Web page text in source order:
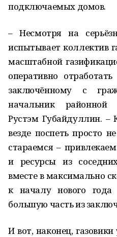
подключаемых домов.
– Несмотря на
испытывает коллектив
масштабной
оперативно
заключённому с
начальник районной
Рустэм Губайдуллин. –
везде поспеть просто
стараемся –
и ресурсы из
вместе в максимально
к началу нового года
большую часть из
И вот, наконец,